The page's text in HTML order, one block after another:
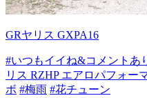
GRヤリス GXPA16
#いつもイイね&コメントあ
リス RZHP エアロパフォー
ボ #梅雨 #花チューン